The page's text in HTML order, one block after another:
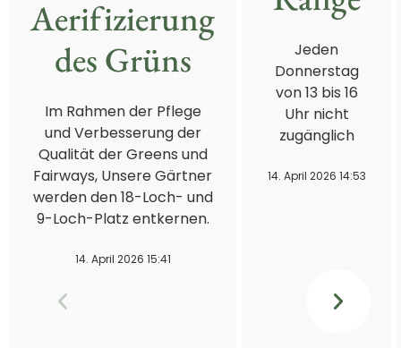
Aerifizierung
des Grüns
Im Rahmen der Pflege
und Verbesserung der
Qualität der Greens und
Fairways, Unsere Gärtner
werden den 18-Loch- und
9-Loch-Platz entkernen.
14. April 2026 15:41
Jeden
Donnerstag
von 13 bis 16
Uhr nicht
zugänglich
14. April 2026 14:53